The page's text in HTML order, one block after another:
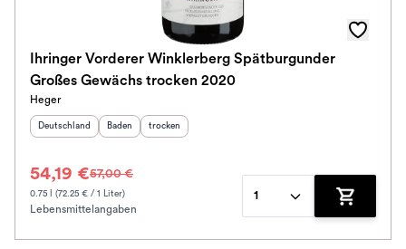
Ihringer Vorderer Winklerberg Spätburgunder
Großes Gewächs trocken 2020
Heger
Herkunftsland
Deutschland Herkunftsregion:
Baden Geschmack
trocken
54,19 €57,00 €
0.75 l (72.25 € / 1 Liter)
Lebensmittelangaben
1
Zum